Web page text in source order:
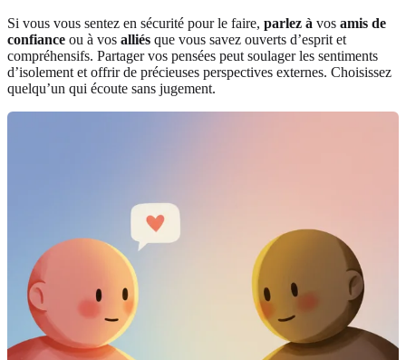
Si vous vous sentez en sécurité pour le faire, parlez à vos amis de
confiance ou à vos alliés que vous savez ouverts d’esprit et
compréhensifs. Partager vos pensées peut soulager les sentiments
d’isolement et offrir de précieuses perspectives externes. Choisissez
quelqu’un qui écoute sans jugement.